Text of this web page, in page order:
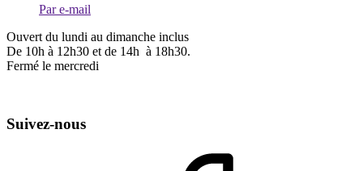
Par e-mail
Ouvert du lundi au dimanche inclus
De 10h à 12h30 et de 14h à 18h30.
Fermé le mercredi
Suivez-nous